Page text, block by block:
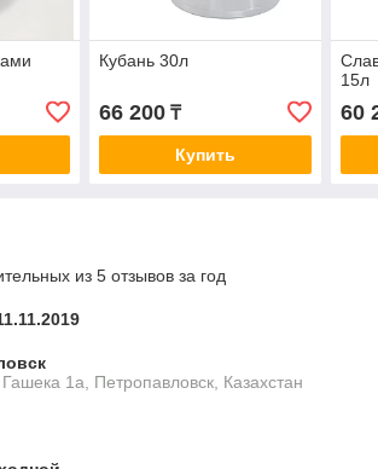
Кубань 30л
66 200₸
Купить
15л
60
из 5 отзывов за год
1а, Петропавловск, Казахстан